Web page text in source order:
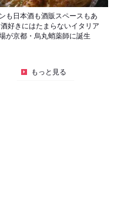
も日本酒も酒販スペースもあ
酒好きにはたまらないイタリア
が京都・烏丸蛸薬師に誕生
もっと見る